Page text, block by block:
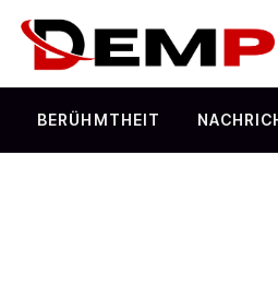
BERÜHMTHEIT